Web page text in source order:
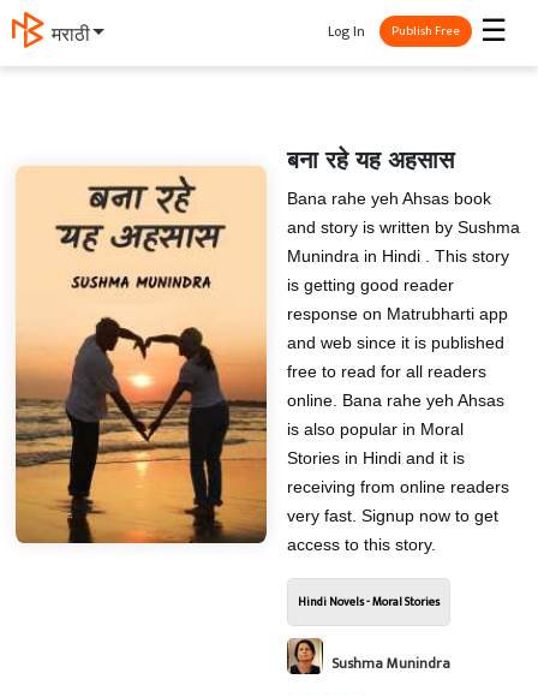
मराठी ☰
Log In Publish Free
बना रहे यह अहसास
Bana rahe yeh Ahsas book
and story is written by Sushma
Munindra in Hindi . This story
is getting good reader
response on Matrubharti app
and web since it is published
free to read for all readers
online. Bana rahe yeh Ahsas
is also popular in Moral
Stories in Hindi and it is
receiving from online readers
very fast. Signup now to get
access to this story.
Hindi Novels - Moral Stories
Sushma Munindra